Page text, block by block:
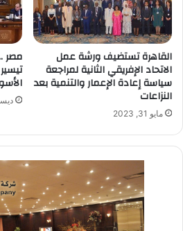
القاهرة تستضيف ورشة عمل
الاتحاد الإفريقي الثانية لمراجعة
سياسة إعادة الإعمار والتنمية بعد
النزاعات
مايو 31, 2023
مصر
ديسمبر